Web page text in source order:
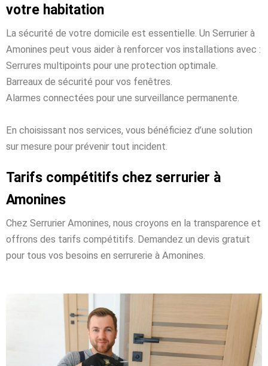
votre habitation
La sécurité de votre domicile est essentielle. Un Serrurier à
Amonines peut vous aider à renforcer vos installations avec :
Serrures multipoints pour une protection optimale.
Barreaux de sécurité pour vos fenêtres.
Alarmes connectées pour une surveillance permanente.
En choisissant nos services, vous bénéficiez d’une solution
sur mesure pour prévenir tout incident.
Tarifs compétitifs chez serrurier à
Amonines
Chez Serrurier Amonines, nous croyons en la transparence et
offrons des tarifs compétitifs. Demandez un devis gratuit
pour tous vos besoins en serrurerie à Amonines.